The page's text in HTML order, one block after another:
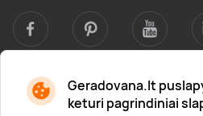
Geradovana.lt
keturi pagrindiniai
Apie mus